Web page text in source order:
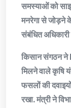
समस्याओं को
मनरेगा से जोड़ने
संबंधित अधिकारी
किसान संगठन ने
मिलने वाले कृषि
फसलों की
रखा. मंत्री ने